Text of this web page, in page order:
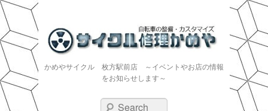
かめやサイクル 枚方駅前店 ～イベントやお店の情報
をお知らせします～
Search